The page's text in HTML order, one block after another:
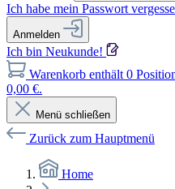
Ich habe mein Passwort
Anmelden
Ich bin Neukunde!
Warenkorb enthält 0
0,00 €.
Menü schließen
Zurück zum Hauptmenü
Home